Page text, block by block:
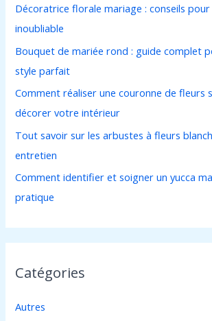
c
h
e
r
:
Décoratrice florale mariage : conseils
inoubliable
Bouquet de mariée rond : guide complet
style parfait
Comment réaliser une couronne de fleurs
décorer votre intérieur
Tout savoir sur les arbustes à fleurs
entretien
Comment identifier et soigner un yucca
pratique
Catégories
Autres